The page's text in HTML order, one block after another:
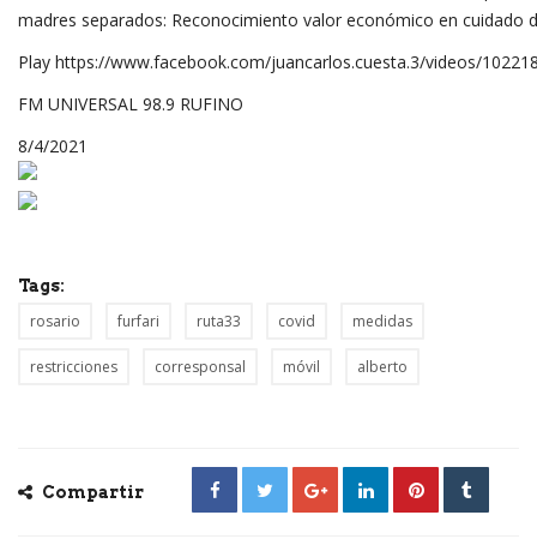
madres separados: Reconocimiento valor económico en cuidado
Play https://www.facebook.com/juancarlos.cuesta.3/videos/
FM UNIVERSAL 98.9 RUFINO
8/4/2021
Tags:
rosario furfari ruta33 covid medidas
restricciones corresponsal móvil alberto
Compartir